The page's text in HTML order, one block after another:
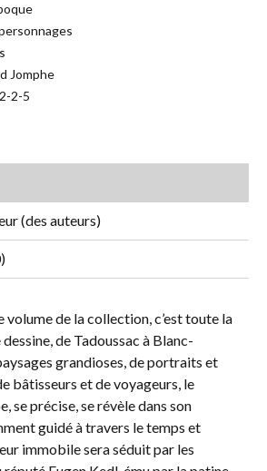
Jomphe
2-5
(des auteurs)
volume de la collection, c’est toute la
de Tadoussac à Blanc-
grandioses, de portraits et
bâtisseurs et de voyageurs, le
se précise, se révèle dans son
guidé à travers le temps et
immobile sera séduit par les